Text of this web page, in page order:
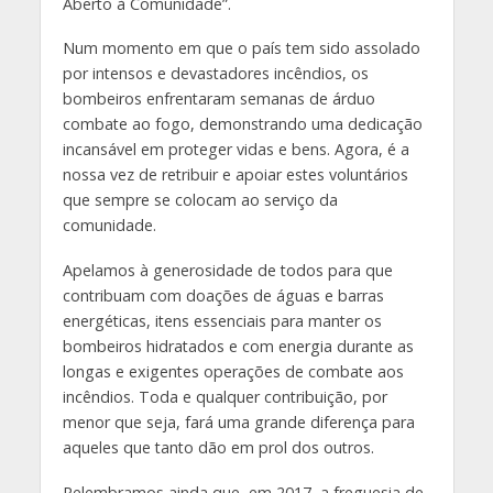
Num momento em que o país tem sido assolado
por intensos e devastadores incêndios, os
bombeiros enfrentaram semanas de árduo
combate ao fogo, demonstrando uma dedicação
incansável em proteger vidas e bens. Agora, é a
nossa vez de retribuir e apoiar estes voluntários
que sempre se colocam ao serviço da
comunidade.
Apelamos à generosidade de todos para que
contribuam com doações de águas e barras
energéticas, itens essenciais para manter os
bombeiros hidratados e com energia durante as
longas e exigentes operações de combate aos
incêndios. Toda e qualquer contribuição, por
menor que seja, fará uma grande diferença para
aqueles que tanto dão em prol dos outros.